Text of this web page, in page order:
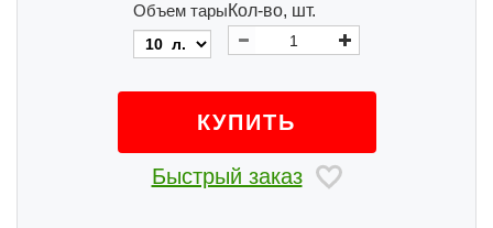
Объем тарыКол-во, шт.
КУПИТЬ
Быстрый заказ